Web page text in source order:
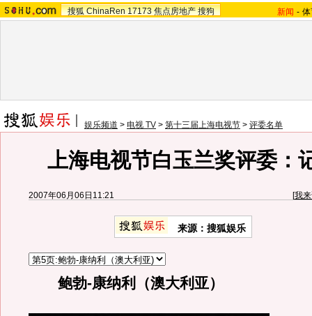
搜狐 ChinaRen 17173 焦点房地产 搜狗 新闻 -
娱乐频道 > 电视 TV > 第十三届上海电视节 > 评委名单
上海电视节白玉兰奖评委：
2007年06月06日11:21 [我
来源：搜狐娱乐
鲍勃-康纳利（澳大利亚）